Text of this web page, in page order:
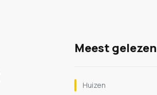
Meest gelezen
Huizen